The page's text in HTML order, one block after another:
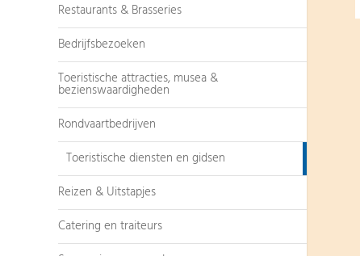
Restaurants & Brasseries
Bedrijfsbezoeken
Toeristische attracties, musea &
bezienswaardigheden
Rondvaartbedrijven
Toeristische diensten en gidsen
Reizen & Uitstapjes
Catering en traiteurs